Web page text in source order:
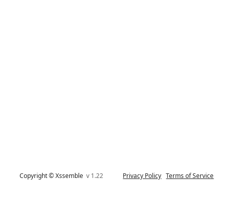
Copyright © Xssemblev 1.22 Privacy Policy Terms of Service